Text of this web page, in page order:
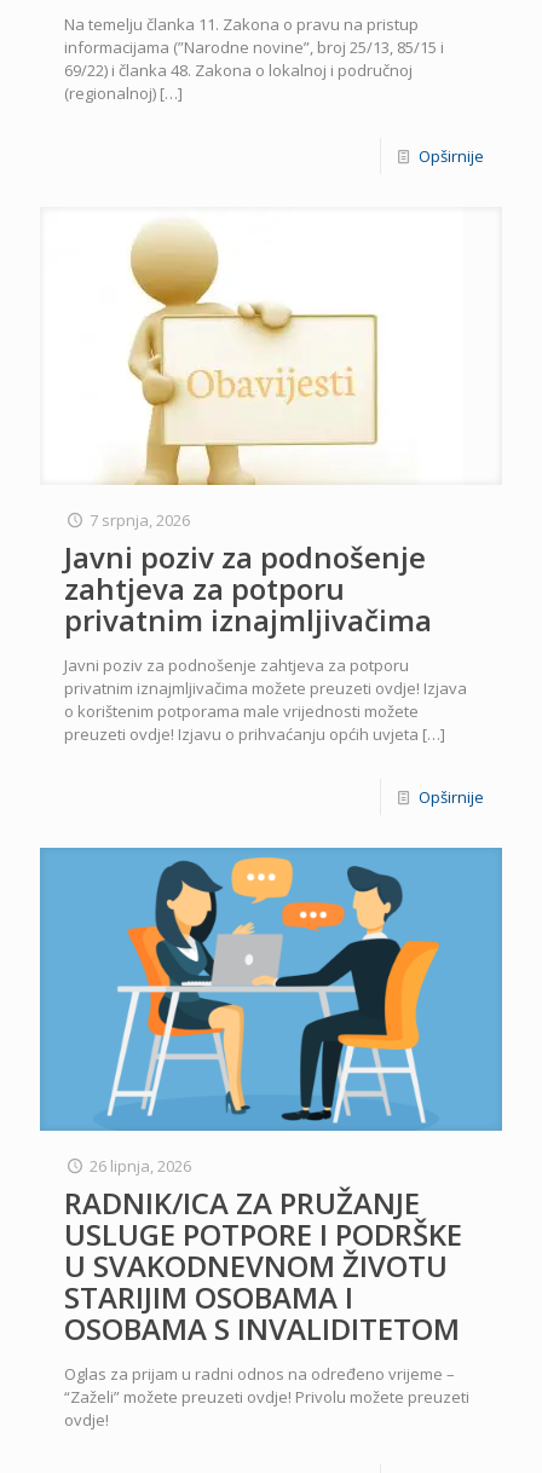
Na temelju članka 11. Zakona o pravu na pristup
informacijama (”Narodne novine”, broj 25/13, 85/15 i
69/22) i članka 48. Zakona o lokalnoj i područnoj
(regionalnoj) […]
Opširnije
7 srpnja, 2026
Javni poziv za podnošenje
zahtjeva za potporu
privatnim iznajmljivačima
Javni poziv za podnošenje zahtjeva za potporu
privatnim iznajmljivačima možete preuzeti ovdje! Izjava
o korištenim potporama male vrijednosti možete
preuzeti ovdje! Izjavu o prihvaćanju općih uvjeta […]
Opširnije
26 lipnja, 2026
RADNIK/ICA ZA PRUŽANJE
USLUGE POTPORE I PODRŠKE
U SVAKODNEVNOM ŽIVOTU
STARIJIM OSOBAMA I
OSOBAMA S INVALIDITETOM
Oglas za prijam u radni odnos na određeno vrijeme –
“Zaželi” možete preuzeti ovdje! Privolu možete preuzeti
ovdje!